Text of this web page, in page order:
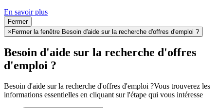
En savoir plus
Fermer
×Fermer la fenêtre Besoin d'aide sur la recherche d'offres d'emploi ?
Besoin d'aide sur la recherche d'offres
d'emploi ?
Besoin d'aide sur la recherche d'offres d'emploi ?Vous trouverez les
informations essentielles en cliquant sur l'étape qui vous intéresse